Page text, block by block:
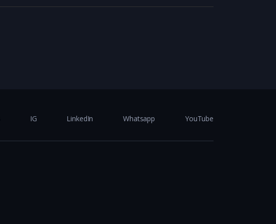
IG LinkedIn Whatsapp YouTube